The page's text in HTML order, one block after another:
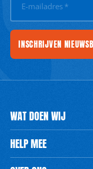
E-mailadres *
INSCHRIJVEN
WAT DOEN WIJ
HELP MEE